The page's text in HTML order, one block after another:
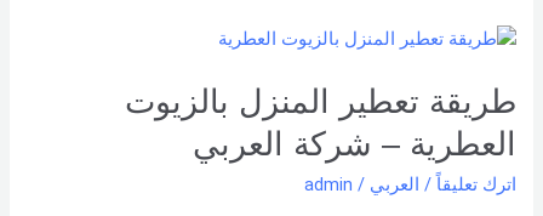
طريقة تعطير المنزل بالزيوت
العطرية – شركة العربي
اترك تعليقاً / العربي /
admin
طريقة
المنزل
بالزيوت
العطرية
–